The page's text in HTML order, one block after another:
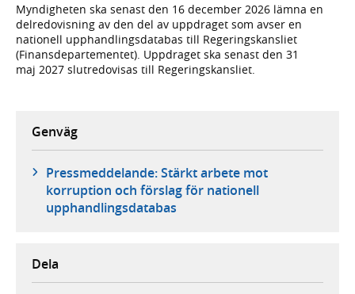
Myndigheten ska senast den 16 december 2026 lämna en
delredovisning av den del av uppdraget som avser en
nationell upphandlingsdatabas till Regeringskansliet
(Finansdepartementet). Uppdraget ska senast den 31
maj 2027 slutredovisas till Regeringskansliet.
Genväg
Pressmeddelande: Stärkt arbete mot
korruption och förslag för nationell
upphandlingsdatabas
Dela